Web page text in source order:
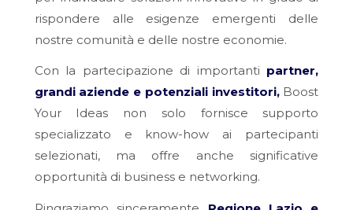
rispondere alle esigenze emergenti delle
nostre comunità e delle nostre economie.
Con la partecipazione di importanti partner,
grandi aziende e potenziali investitori,Boost
Your Ideas non solo fornisce supporto
specializzato e know-how ai partecipanti
selezionati, ma offre anche significative
opportunità di business e networking.